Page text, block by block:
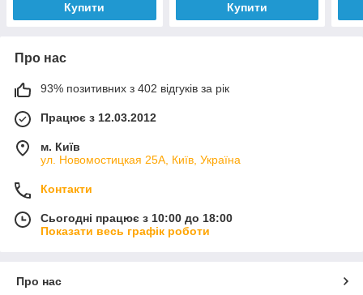
Купити Купити
Про нас
93% позитивних з 402 відгуків за рік
Працює з 12.03.2012
м. Київ
ул. Новомостицкая 25А, Київ, Україна
Контакти
Сьогодні працює з 10:00 до 18:00
Показати весь графік роботи
Про нас